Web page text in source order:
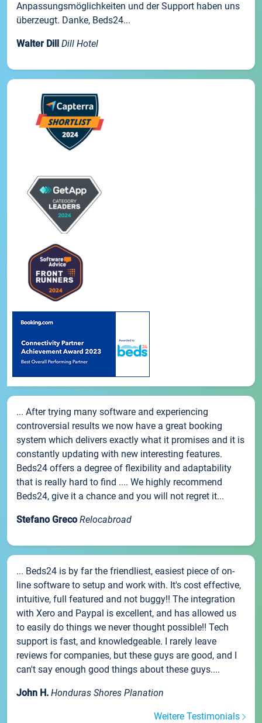
Anpassungsmöglichkeiten und der Support haben uns
überzeugt. Danke, Beds24...
Walter Dill Dill Hotel
... After trying many software and experiencing
controversial results we now have a great booking
system which delivers exactly what it promises and it is
constantly updating with new interesting features.
Beds24 offers a degree of flexibility and adaptability
that is really hard to find .... We highly recommend
Beds24, give it a chance and you will not regret it...
Stefano Greco Relocabroad
... Beds24 is by far the friendliest, easiest piece of on-
line software to setup and work with. It's cost effective,
intuitive, full featured and not buggy!! The integration
with Xero and Paypal is excellent, and has allowed us
to easily do things we never thought possible!! Tech
support is fast, and knowledgeable. I rarely leave
reviews for companies, but these guys are good, and I
can't say enough good things about these guys....
John H. Honduras Shores Planation
Weitere Testimonials